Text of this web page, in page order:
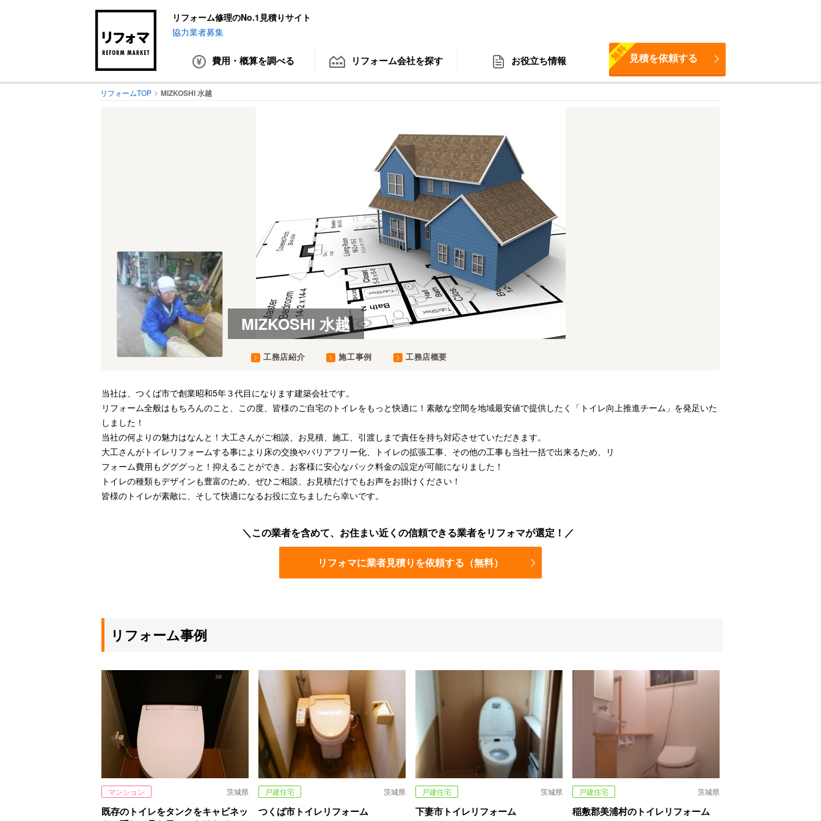
リフォーム修理のNo.1見積りサイト
協力業者募集
費用・概算を調べる リフォーム会社を探す お役立ち情報 見積を依頼する
無料
リフォームTOP MIZKOSHI 水越
MIZKOSHI 水越
工務店紹介 施工事例 工務店概要
当社は、つくば市で創業昭和5年３代目になります建築会社です。
リフォーム全般はもちろんのこと、この度、皆様のご自宅のトイレをもっと快適に！素敵な空間を地域最安値で提供したく「トイレ向上推進チーム」を発足いた
しました！
当社の何よりの魅力はなんと！大工さんがご相談、お見積、施工、引渡しまで責任を持ち対応させていただきます。
大工さんがトイレリフォームする事により床の交換やバリアフリー化、トイレの拡張工事、その他の工事も当社一括で出来るため、リ
フォーム費用もグググっと！抑えることができ、お客様に安心なパック料金の設定が可能になりました！
トイレの種類もデザインも豊富のため、ぜひご相談、お見積だけでもお声をお掛けください！
皆様のトイレが素敵に、そして快適になるお役に立ちましたら幸いです。
この業者を含めて、お住まい近くの信頼できる業者をリフォマが選定！
リフォマに業者見積りを依頼する（無料）
リフォーム事例
マンション 茨城県
既存のトイレをタンクをキャビネッ
戸建住宅 茨城県
つくば市トイレリフォーム
戸建住宅 茨城県
下妻市トイレリフォーム
戸建住宅 茨城県
稲敷郡美浦村のトイレリフォーム